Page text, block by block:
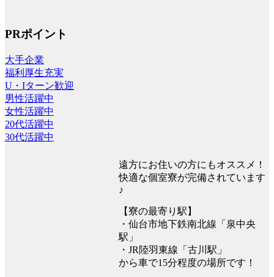
PRポイント
大手企業
福利厚生充実
U・Iターン歓迎
男性活躍中
女性活躍中
20代活躍中
30代活躍中
遠方にお住いの方にもオススメ！
快適な個室寮が完備されています
♪
【寮の最寄り駅】
・仙台市地下鉄南北線「泉中央
駅」
・JR陸羽東線「古川駅」
から車で15分程度の場所です！